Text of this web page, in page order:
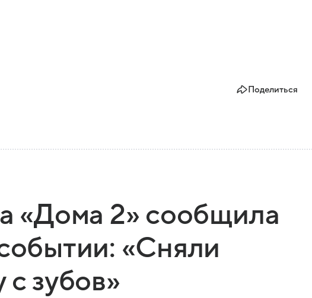
Поделиться
«Дома 2» сообщила
«Сняли
с зубов»